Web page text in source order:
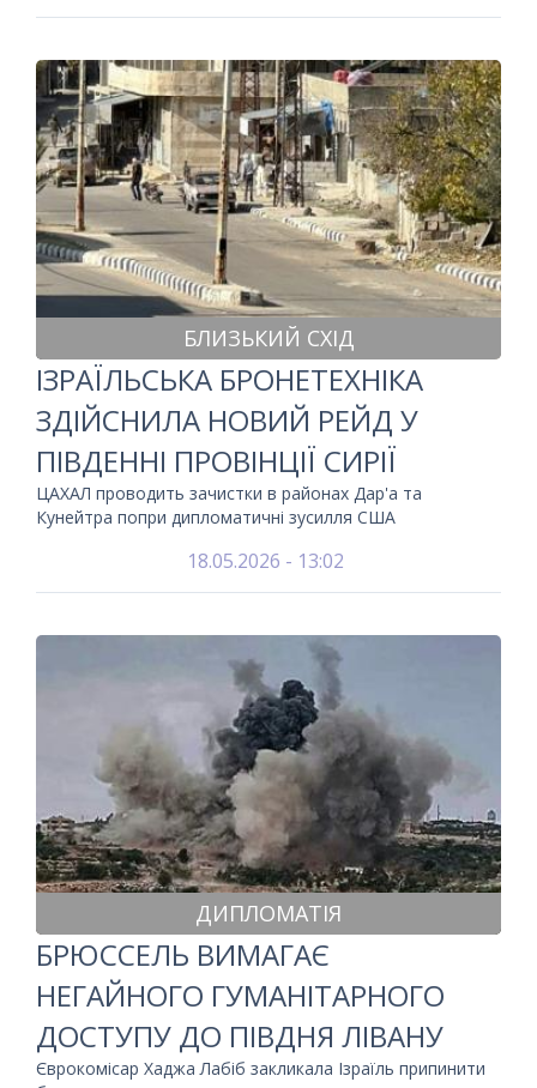
БЛИЗЬКИЙ СХІД
ІЗРАЇЛЬСЬКА БРОНЕТЕХНІКА
ЗДІЙСНИЛА НОВИЙ РЕЙД У
ПІВДЕННІ ПРОВІНЦІЇ СИРІЇ
ЦАХАЛ проводить зачистки в районах Дар'а та
Кунейтра попри дипломатичні зусилля США
18.05.2026 - 13:02
ДИПЛОМАТІЯ
БРЮССЕЛЬ ВИМАГАЄ
НЕГАЙНОГО ГУМАНІТАРНОГО
ДОСТУПУ ДО ПІВДНЯ ЛІВАНУ
Єврокомісар Хаджа Лабіб закликала Ізраїль припинити